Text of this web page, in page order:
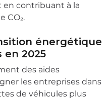
contribuant à la
CO₂.
énergétique
2025
des aides
les entreprises dans
de véhicules plus